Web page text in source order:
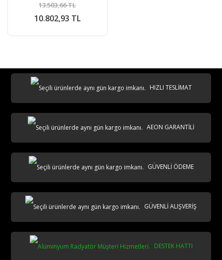
10.802,93 TL
13.503,66 TL
HIZLI TESLİMAT
AEON GARANTİLİ
GÜVENLİ ÖDEME
GÜVENLİ ALIŞVERİŞ
DESTEK HATTI